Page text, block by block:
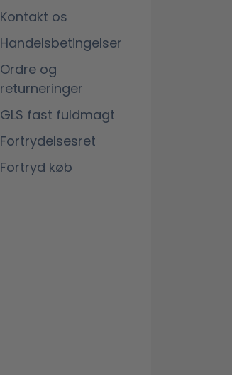
Kontakt os
Handelsbetingelser
Ordre og
returneringer
GLS fast fuldmagt
Fortrydelsesret
Fortryd køb